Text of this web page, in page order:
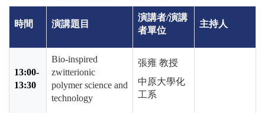
時間 演講題目
演講者/演講
者單位
主持人
13:00-
13:30
Bio-inspired
zwitterionic
polymer science and
technology
張雍 教授
中原大學化
工系